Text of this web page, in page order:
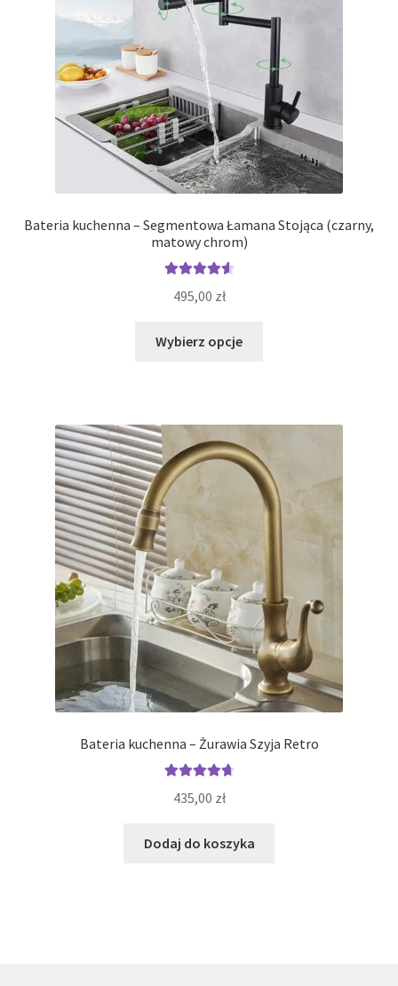
Bateria kuchenna – Segmentowa Łamana Stojąca (czarny,
matowy chrom)
4.71na 5
495,00 zł
Wybierz opcje
można
wybrać
na
Bateria kuchenna – Żurawia Szyja Retro
4.80na 5
435,00 zł
Dodaj do koszyka